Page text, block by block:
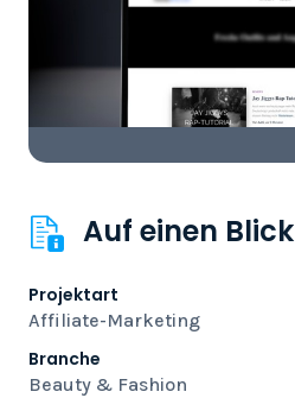
Auf einen Blick
Projektart
Affiliate-Marketing
Branche
Beauty & Fashion